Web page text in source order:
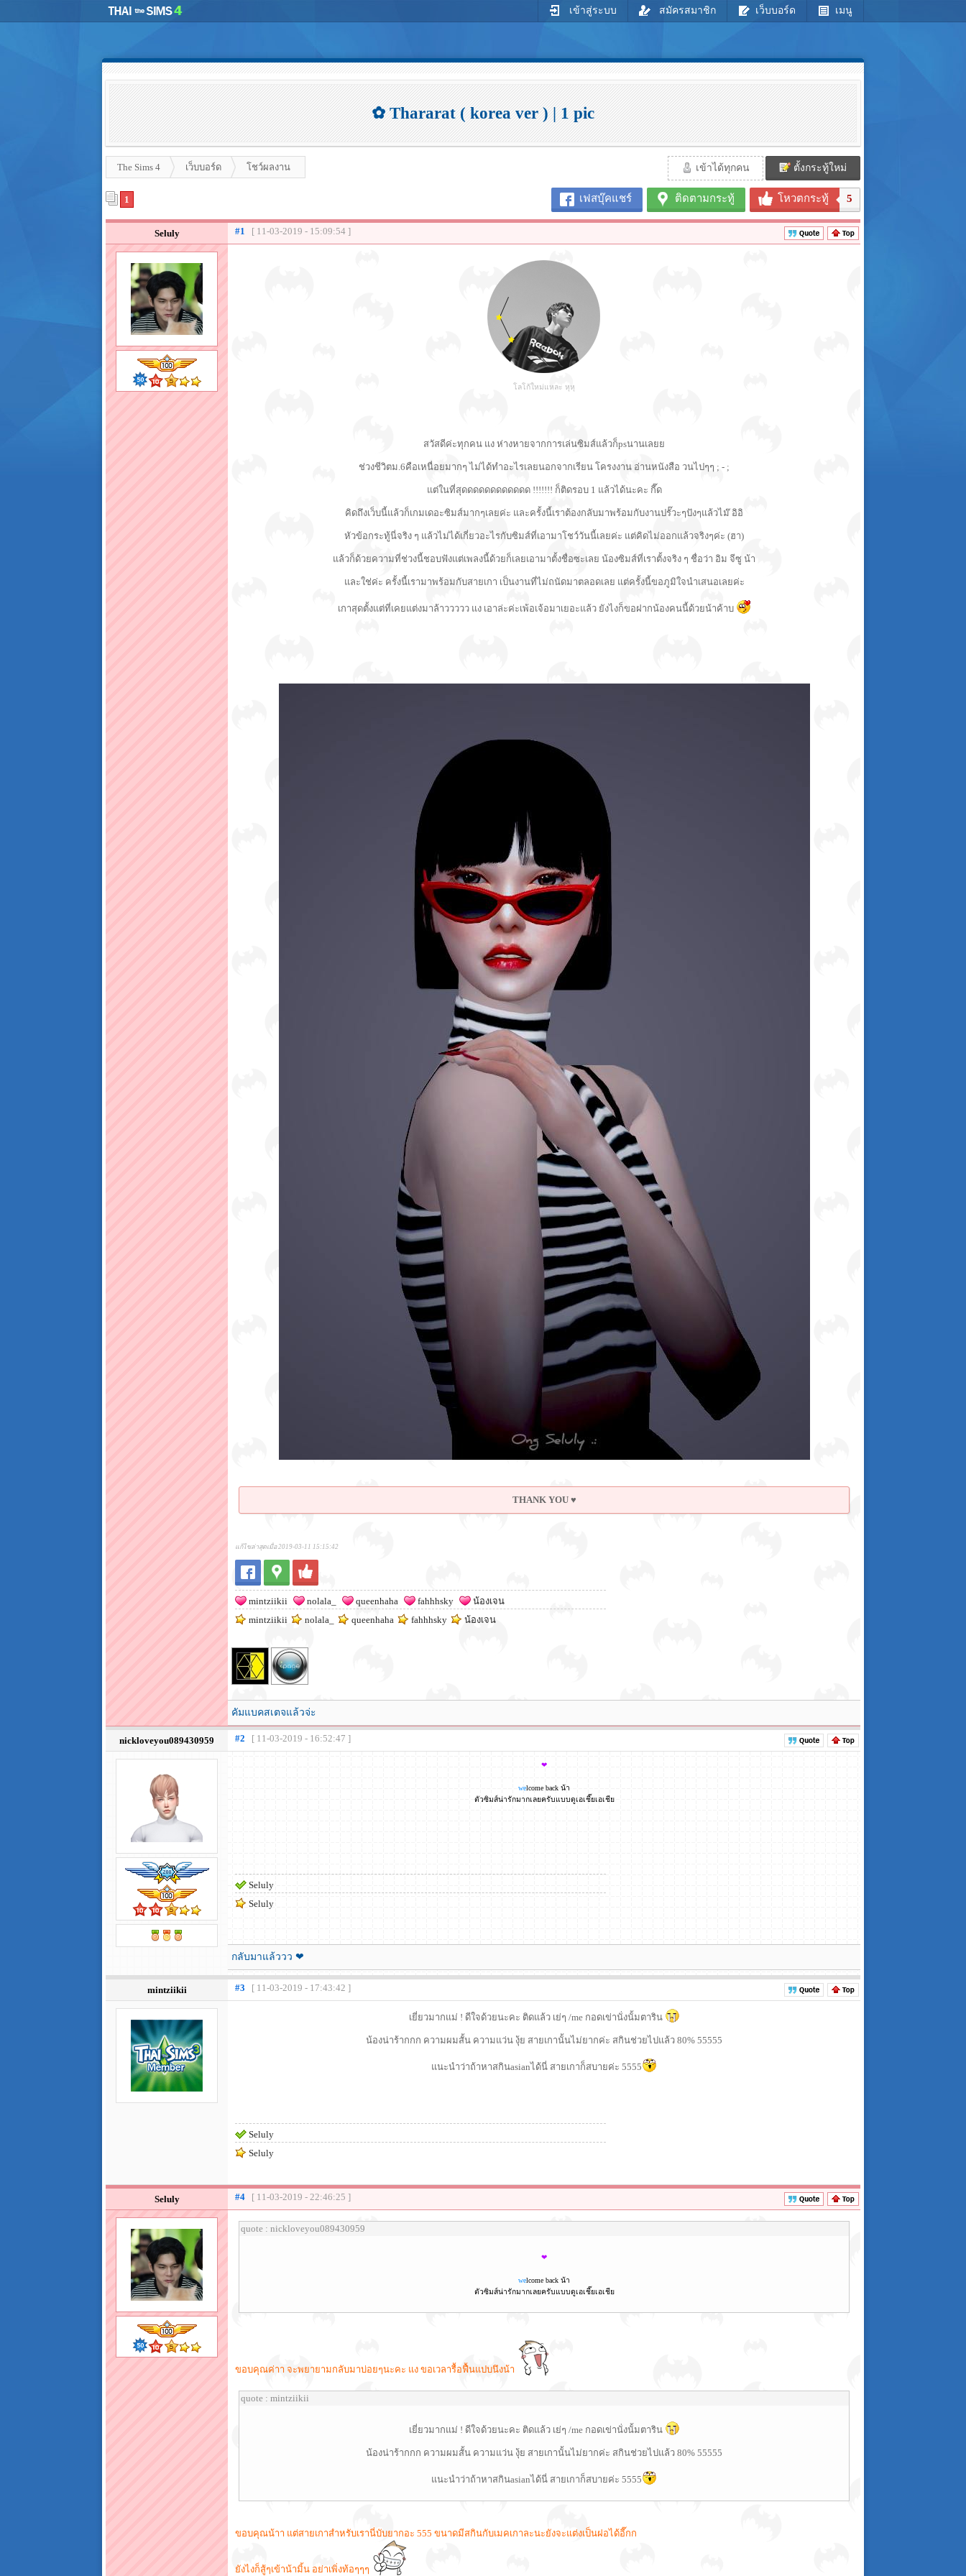
เข้าสู่ระบบ สมัครสมาชิก เว็บบอร์ด เมนู
✿ Thararat ( korea ver ) | 1 pic
The Sims 4 เว็บบอร์ด โชว์ผลงาน เข้าได้ทุกคน ตั้งกระทู้ใหม่
เฟสบุ๊คแชร์ ติดตามกระทู้ โหวตกระทู้ 5
1
Seluly #1 [ 11-03-2019 - 15:09:54 ]
โลโก้ใหม่แหละ หุหุ
สวัสดีค่ะทุกคน แง ห่างหายจากการเล่นซิมส์แล้วก็psนานเลยย
ช่วงชีวิตม.6คือเหนื่อยมากๆ ไม่ได้ทำอะไรเลยนอกจากเรียน โครงงาน อ่านหนังสือ วนไปๆๆ ; - ;
แต่ในที่สุดดดดดดดดดดดด !!!!!!! ก็ติดรอบ 1 แล้วได้นะคะ กี๊ด
คิดถึงเว็บนี้แล้วก็เกมเดอะซิมส์มากๆเลยค่ะ และครั้งนี้เราต้องกลับมาพร้อมกับงานปรั๊วะๆปังๆแล้วไม๊ อิอิ
หัวข้อกระทู้นี่จริง ๆ แล้วไม่ได้เกี่ยวอะไรกับซิมส์ที่เอามาโชว์วันนี้เลยค่ะ แต่คิดไม่ออกแล้วจริงๆค่ะ (ฮา)
แล้วก็ด้วยความที่ช่วงนี้ชอบฟังแต่เพลงนี้ด้วยก็เลยเอามาตั้งชื่อซะเลย น้องซิมส์ที่เราตั้งจริง ๆ ชื่อว่า อิม จีซู น้า
และใช่ค่ะ ครั้งนี้เรามาพร้อมกับสายเกา เป็นงานที่ไม่ถนัดมาตลอดเลย แต่ครั้งนี้ขอภูมิใจนำเสนอเลยค่ะ
เกาสุดตั้งแต่ที่เคยแต่งมาล้าววววว แง เอาล่ะค่ะเพ้อเจ้อมาเยอะแล้ว ยังไงก็ขอฝากน้องคนนี้ด้วยน้าค้าบ
THANK YOU ♥
แก้ไขล่าสุดเมื่อ 2019-03-11 15:15:42
mintziikii nolala_ queenhaha fahhhsky
น้องเจน
mintziikii
nolala_ queenhaha fahhhsky น้องเจน
คัมแบคสเตจแล้วจ่ะ
nickloveyou089430959 #2 [ 11-03-2019 - 16:52:47 ]
❤
welcome back น้า
ตัวซิมส์น่ารักมากเลยครับแบบดูเอเชี๊ยเอเชีย
Seluly
Seluly
กลับมาแล้ววว ❤
mintziikii #3 [ 11-03-2019 - 17:43:42 ]
เยี่ยวมากแม่ ! ดีใจด้วยนะคะ ติดแล้ว เย่ๆ /me กอดเข่านั่งนั้มตาริน
น้องน่าร้ากกก ความผมสั้น ความแว่น งุ้ย สายเกานั้นไม่ยากค่ะ สกินช่วยไปแล้ว 80% 55555
แนะนำว่าถ้าหาสกินasianได้นี่ สายเกาก็สบายค่ะ 5555
Seluly
Seluly
Seluly #4 [ 11-03-2019 - 22:46:25 ]
quote : nickloveyou089430959
❤
welcome back น้า
ตัวซิมส์น่ารักมากเลยครับแบบดูเอเชี๊ยเอเชีย
ขอบคุณค่าา จะพยายามกลับมาบ่อยๆนะคะ แง ขอเวลารื้อฟื้นแปบนึงน้า
quote : mintziikii
เยี่ยวมากแม่ ! ดีใจด้วยนะคะ ติดแล้ว เย่ๆ /me กอดเข่านั่งนั้มตาริน
น้องน่าร้ากกก ความผมสั้น ความแว่น งุ้ย สายเกานั้นไม่ยากค่ะ สกินช่วยไปแล้ว 80% 55555
แนะนำว่าถ้าหาสกินasianได้นี่ สายเกาก็สบายค่ะ 5555
ขอบคุณน้าา แต่สายเกาสำหรับเรานี่บับยากอะ 555 ขนาดมีสกินกับเมคเกาละนะยังจะแต่งเป็นฝอได้อี๊กก
ยังไงก็สู้ๆเข้าน้ามิ้น อย่าเพิ่งท้อๆๆๆ